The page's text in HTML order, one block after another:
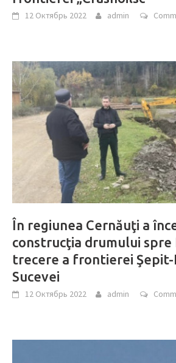
12 Октябрь 2022 admin
În regiunea Cernăuţi a
construcţia drumului spre
trecere a frontierei
Sucevei
12 Октябрь 2022 admin